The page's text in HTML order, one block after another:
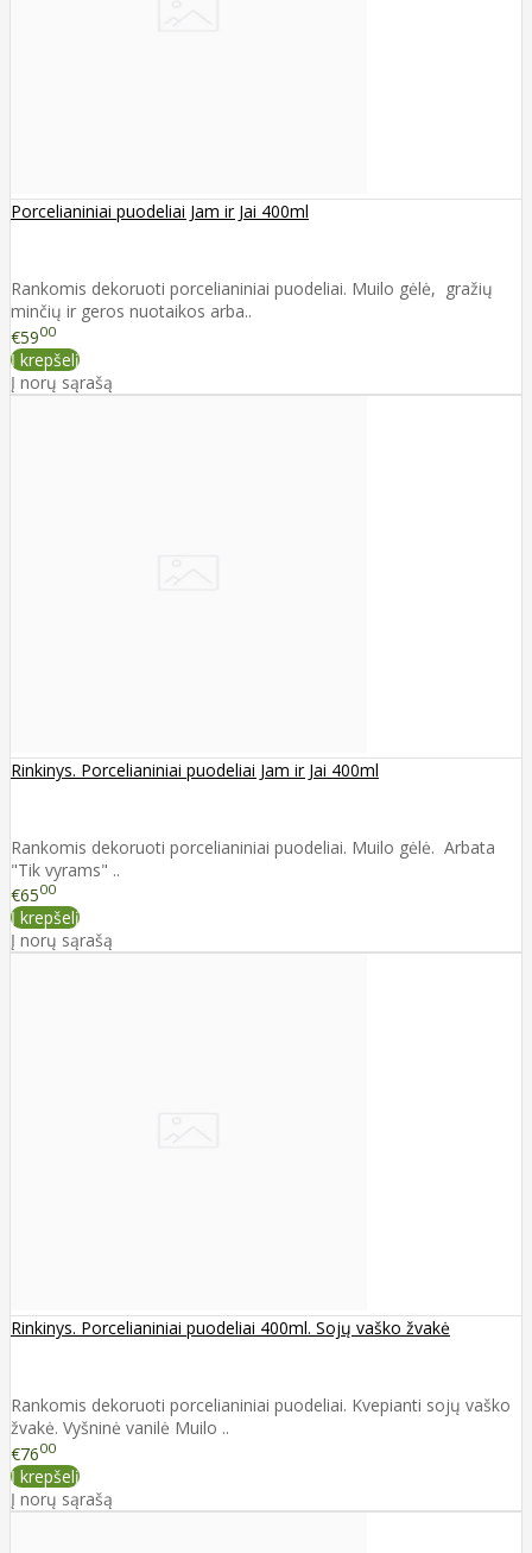
Porcelianiniai puodeliai Jam ir Jai 400ml
Rankomis dekoruoti porcelianiniai puodeliai. Muilo gėlė, gražių
minčių ir geros nuotaikos arba..
€5900
Į krepšelį
Į norų sąrašą
Rinkinys. Porcelianiniai puodeliai Jam ir Jai 400ml
Rankomis dekoruoti porcelianiniai puodeliai. Muilo gėlė. Arbata
"Tik vyrams" ..
€6500
Į krepšelį
Į norų sąrašą
Rinkinys. Porcelianiniai puodeliai 400ml. Sojų vaško žvakė
Rankomis dekoruoti porcelianiniai puodeliai. Kvepianti sojų vaško
žvakė. Vyšninė vanilė Muilo ..
€7600
Į krepšelį
Į norų sąrašą